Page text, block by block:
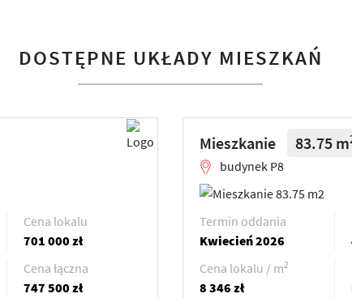
DOSTĘPNE UKŁADY MIESZKAŃ
Cena lokalu
701 000 zł
Cena łączna
747 500 zł
Mieszkanie 83.75 m
budynek P8
Termin oddania
Kwiecień 2026
Cena lokalu / m2
8 346 zł